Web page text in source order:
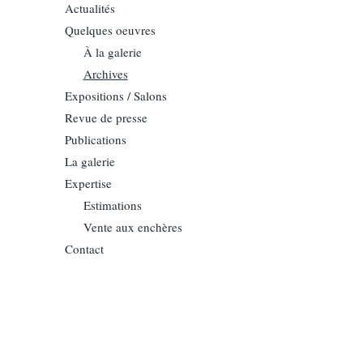
Actualités
Quelques oeuvres
À la galerie
Archives
Expositions / Salons
Revue de presse
Publications
La galerie
Expertise
Estimations
Vente aux enchères
Contact